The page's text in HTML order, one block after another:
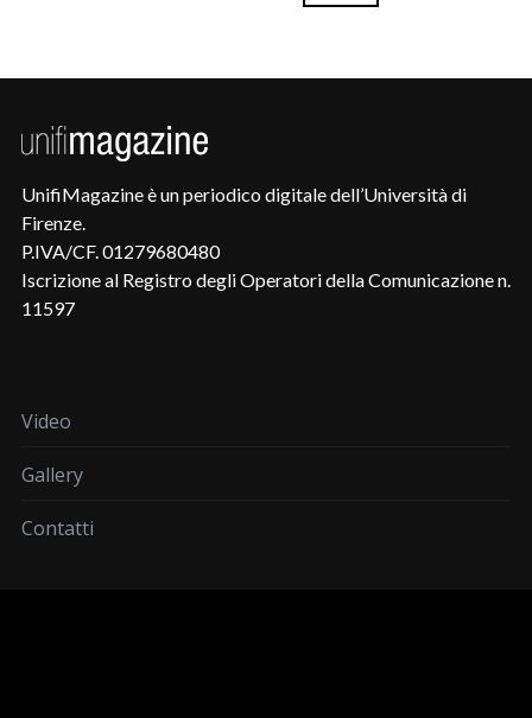
UnifiMagazine è un periodico digitale dell’Università di
Firenze.
P.IVA/CF. 01279680480
Iscrizione al Registro degli Operatori della Comunicazione n.
11597
Video
Gallery
Contatti